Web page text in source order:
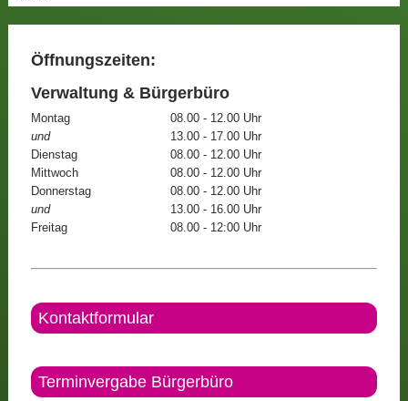
Öffnungszeiten:
Verwaltung & Bürgerbüro
Montag
08.00 - 12.00 Uhr
und
13.00 - 17.00 Uhr
Dienstag
08.00 - 12.00 Uhr
Mittwoch
08.00 - 12.00 Uhr
Donnerstag
08.00 - 12.00 Uhr
und
13.00 - 16.00 Uhr
Freitag
08.00 - 12:00 Uhr
Kontaktformular
Terminvergabe Bürgerbüro